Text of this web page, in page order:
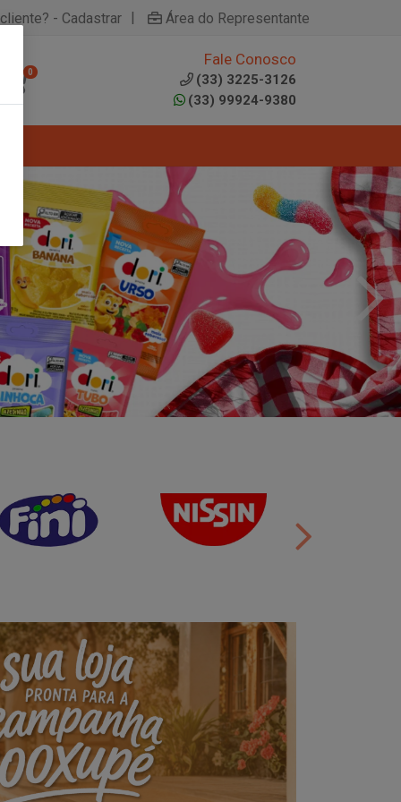
- Cadastrar | Área do Representante
0
Fale Conosco
(33) 3225-3126
(33) 99924-9380